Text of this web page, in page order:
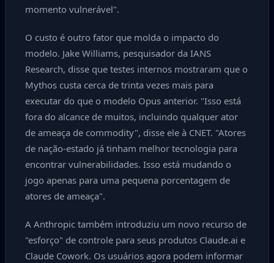
momento vulnerável".
O custo é outro fator que molda o impacto do
modelo. Jake Williams, pesquisador da IANS
Research, disse que testes internos mostraram que o
Mythos custa cerca de trinta vezes mais para
executar do que o modelo Opus anterior. "Isso está
fora do alcance de muitos, incluindo qualquer ator
de ameaça de commodity", disse ele à CNET. "Atores
de nação-estado já tinham melhor tecnologia para
encontrar vulnerabilidades. Isso está mudando o
jogo apenas para uma pequena porcentagem de
atores de ameaça".
A Anthropic também introduziu um novo recurso de
"esforço" de controle para seus produtos Claude.ai e
Claude Cowork. Os usuários agora podem informar